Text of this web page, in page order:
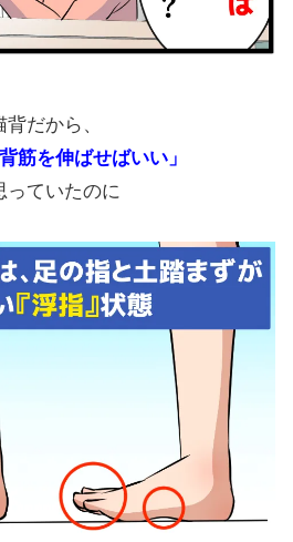
背だから、
筋を伸ばせばいい」
っていたのに